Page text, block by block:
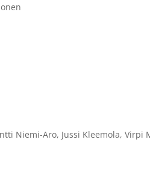
Niemi-Aro, Jussi Kleemola, Virpi